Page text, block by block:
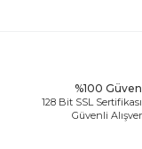
%100
128 Bit SSL
Güvenli